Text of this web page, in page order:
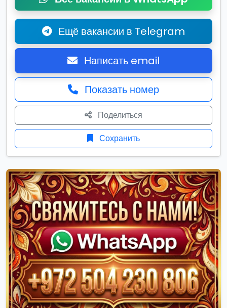
Ещё вакансии в Telegram
Написать email
Показать номер
Поделиться
Сохранить